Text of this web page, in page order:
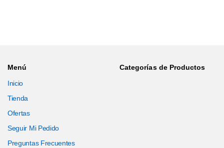
Menú
Inicio
Tienda
Ofertas
Seguir Mi Pedido
Preguntas Frecuentes
Categorías de Productos